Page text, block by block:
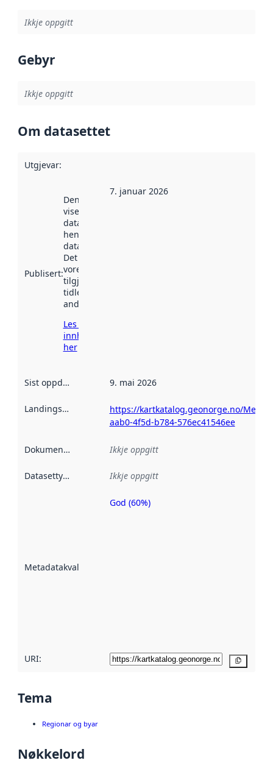
Ikkje oppgitt
Gebyr
Ikkje oppgitt
Om datasettet
Utgjevar:
Publisert:
Denne datoen
viser når
datasettet vart
henta inn av
data.norge.no.
Det kan ha
vore
tilgjengeleg
tidlegare
andre stader.
Les meir om
innhenting
her
7. januar 2026
Sist oppdatert 9. mai 2026
Landingsside
https://kartkatalog.geonorge.no/
aab0-4f5d-b784-576ec41546ee
Dokumentasjon Ikkje oppgitt
Datasettype Ikkje oppgitt
Metadatakvalitet
Metadatakvalitet
God (60%)
URI:
Tema
Regionar og byar
Nøkkelord